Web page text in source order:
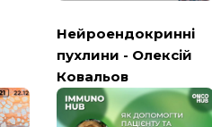
Нейроендокринні
пухлини - Олексій
Ковальов